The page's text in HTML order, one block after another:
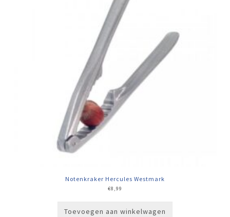
Notenkraker Hercules Westmark
€8,99
Toevoegen aan winkelwagen